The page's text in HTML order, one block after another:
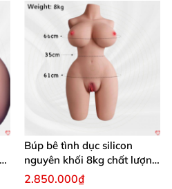
Búp bê tình dục silicon
nguyên khối 8kg chất lượng
cao hấp dẫn
2.850.000₫